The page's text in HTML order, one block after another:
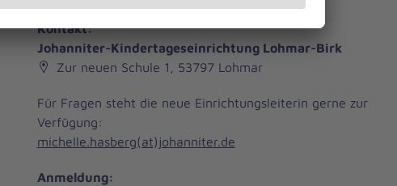
Kontakt:
Johanniter-Kindertageseinrichtung Lohmar-Birk
Zur neuen Schule 1, 53797 Lohmar
Für Fragen steht die neue Einrichtungsleiterin gerne zur
Verfügung:
michelle.hasberg(at)johanniter.de
Anmeldung: